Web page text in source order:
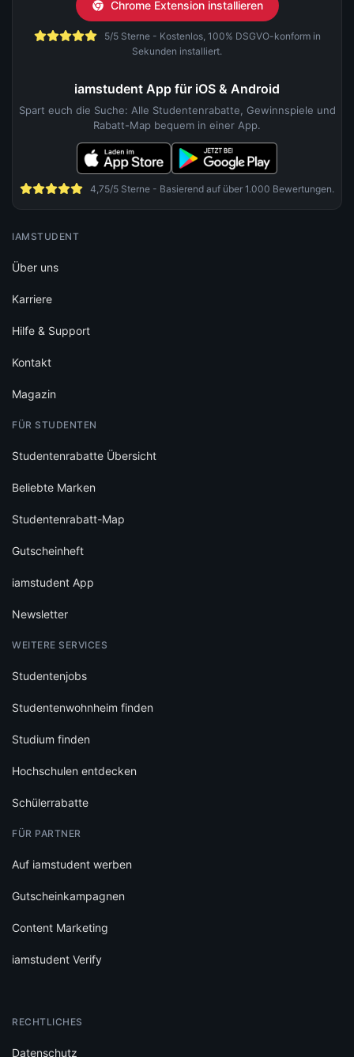
Chrome Extension installieren
5/5 Sterne - Kostenlos, 100% DSGVO-konform in
Sekunden installiert.
iamstudent App für iOS & Android
Spart euch die Suche: Alle Studentenrabatte, Gewinnspiele und
Rabatt-Map bequem in einer App.
4,75/5 Sterne - Basierend auf über 1.000 Bewertungen.
IAMSTUDENT
Über uns
Karriere
Hilfe & Support
Kontakt
Magazin
FÜR STUDENTEN
Studentenrabatte Übersicht
Beliebte Marken
Studentenrabatt-Map
Gutscheinheft
iamstudent App
Newsletter
WEITERE SERVICES
Studentenjobs
Studentenwohnheim finden
Studium finden
Hochschulen entdecken
Schülerrabatte
FÜR PARTNER
Auf iamstudent werben
Gutscheinkampagnen
Content Marketing
iamstudent Verify
RECHTLICHES
Datenschutz